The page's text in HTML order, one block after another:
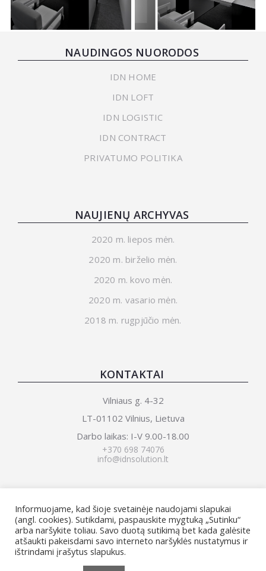
NAUDINGOS NUORODOS
IDN HOME
IDN LOFT
IDN LOGISTIC
IDN CONTRACT
PRIVATUMO POLITIKA
NAUJIENŲ ARCHYVAS
2020 m. liepos mėn.
2020 m. birželio mėn.
2020 m. kovo mėn.
2020 m. vasario mėn.
2018 m. rugpjūčio mėn.
KONTAKTAI
Vilniaus g. 4-32
LT-01102 Vilnius, Lietuva
Darbo laikas: I-V 9.00-18.00
+370 698 74076
info@idnsolution.lt
Informuojame, kad šioje svetainėje naudojami slapukai
(angl. cookies). Sutikdami, paspauskite mygtuką „Sutinku“
arba naršykite toliau. Savo duotą sutikimą bet kada galėsite
atšaukti pakeisdami savo interneto naršyklės nustatymus ir
ištrindami įrašytus slapukus.